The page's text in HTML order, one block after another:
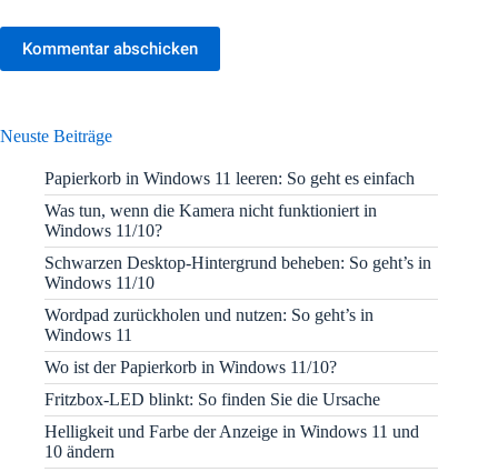
Kommentar abschicken
Neuste Beiträge
Papierkorb in Windows 11 leeren: So geht es einfach
Was tun, wenn die Kamera nicht funktioniert in
Windows 11/10?
Schwarzen Desktop-Hintergrund beheben: So geht’s in
Windows 11/10
Wordpad zurückholen und nutzen: So geht’s in
Windows 11
Wo ist der Papierkorb in Windows 11/10?
Fritzbox-LED blinkt: So finden Sie die Ursache
Helligkeit und Farbe der Anzeige in Windows 11 und
10 ändern